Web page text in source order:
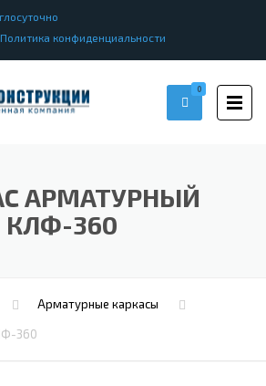
Политика конфиденциальности
0
АРМАТУРНЫЙ
КЛФ-360
Арматурные каркасы
360